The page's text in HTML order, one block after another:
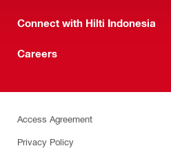
Connect with Hilti Indonesia
Careers
Access Agreement
Privacy Policy